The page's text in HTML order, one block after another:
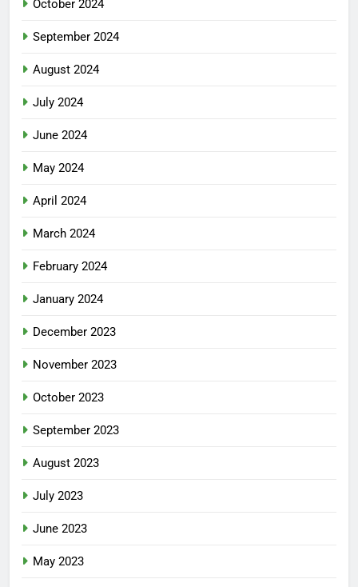
October 2024
September 2024
August 2024
July 2024
June 2024
May 2024
April 2024
March 2024
February 2024
January 2024
December 2023
November 2023
October 2023
September 2023
August 2023
July 2023
June 2023
May 2023